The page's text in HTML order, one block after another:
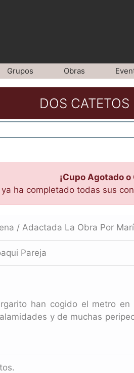
Grupos Obras
DOS
¡Cupo Agotado
ha completado todas sus
/ Adactada La Obra Por
Pareja
han cogido el metro
y de muchas